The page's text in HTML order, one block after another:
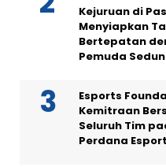
Kejuruan di
Menyiapkan
Bertepatan
Pemuda
Esports
Kemitraan
Seluruh Tim
Perdana